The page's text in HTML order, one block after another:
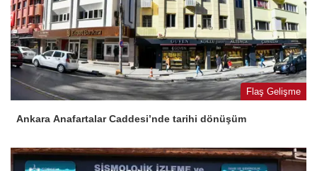
Flaş Gelişme
Ankara Anafartalar Caddesi’nde tarihi dönüşüm